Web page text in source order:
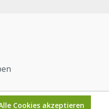
Cookies akzeptieren